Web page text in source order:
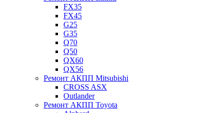
FX35
FX45
G25
G35
Q70
Q50
QX60
QX56
Ремонт АКПП Mitsubishi
CROSS ASX
Outlander
Ремонт АКПП Toyota